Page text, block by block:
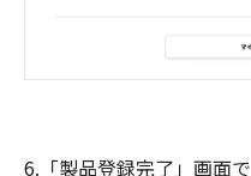
6.「製品登録完了」画面で